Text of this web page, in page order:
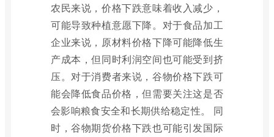
农民来说，价格下跌意味着收入减少，
可能导致种植意愿下降。对于食品加工
企业来说，原材料价格下降可能降低生
产成本，但同时利润空间也可能受到挤
压。对于消费者来说，谷物价格下跌可
能会降低食品价格，但需要关注这是否
会影响粮食安全和长期供给稳定性。 同
时，谷物期货价格下跌也可能引发国际